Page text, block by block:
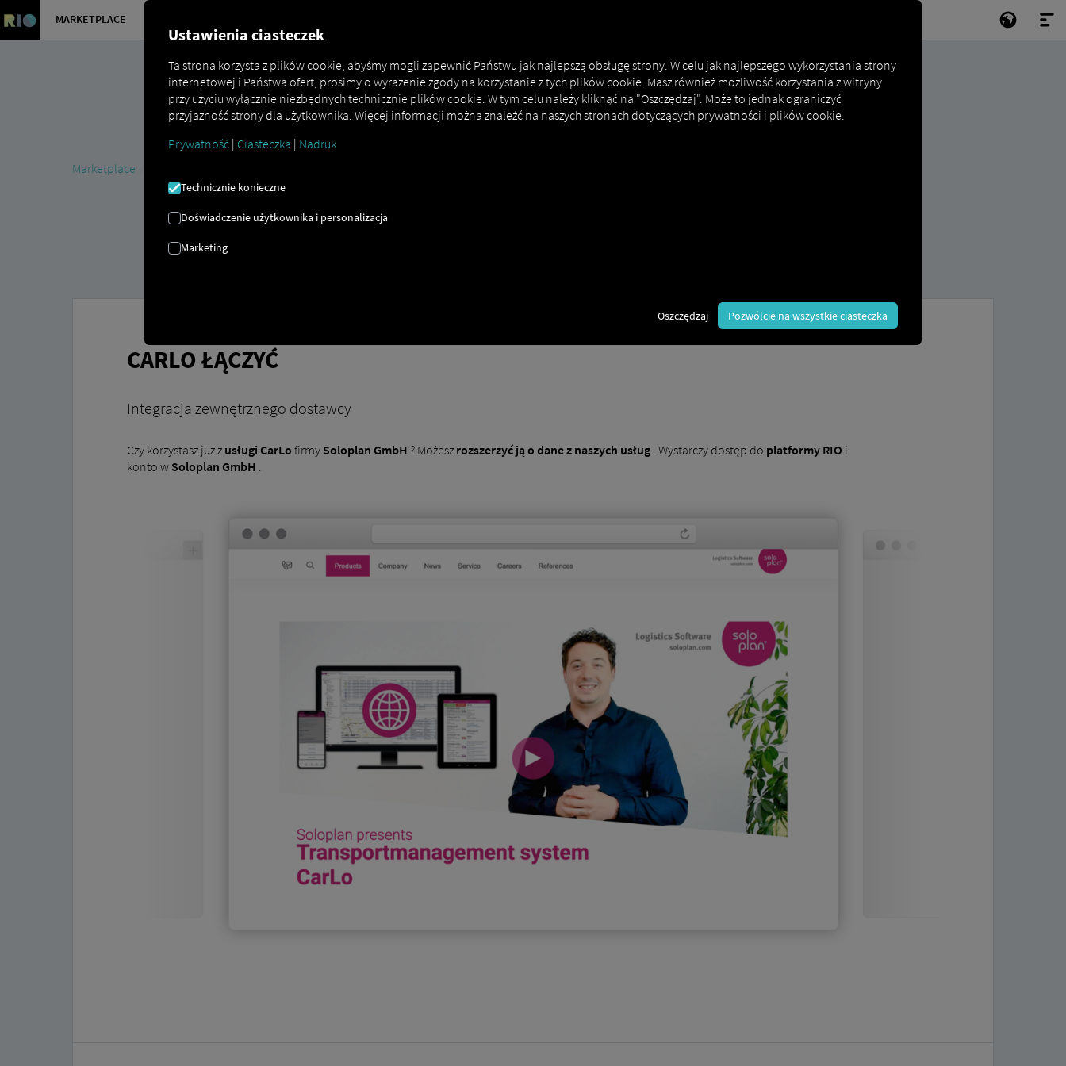
MARKETPLACE
Marketplace
CARLO ŁĄCZYĆ
Integracja zewnętrznego dostawcy
Czy korzystasz już z usługi CarLo firmy Soloplan GmbH ? Możesz rozszerzyć ją o dane z naszych usług. Wystarczy dostęp do platformy RIO i
konto w Soloplan GmbH .
Ustawienia ciasteczek
Ta strona korzysta z plików cookie, abyśmy mogli zapewnić Państwu jak najlepszą obsługę strony. W celu jak najlepszego wykorzystania strony
internetowej i Państwa ofert, prosimy o wyrażenie zgody na korzystanie z tych plików cookie. Masz również możliwość korzystania z witryny
przy użyciu wyłącznie niezbędnych technicznie plików cookie. W tym celu należy kliknąć na "Oszczędzaj". Może to jednak ograniczyć
przyjazność strony dla użytkownika. Więcej informacji można znaleźć na naszych stronach dotyczących prywatności i plików cookie.
Prywatność | Ciasteczka | Nadruk
Technicznie konieczne
Doświadczenie użytkownika i personalizacja
Marketing
Oszczędzaj Pozwólcie na wszystkie ciasteczka